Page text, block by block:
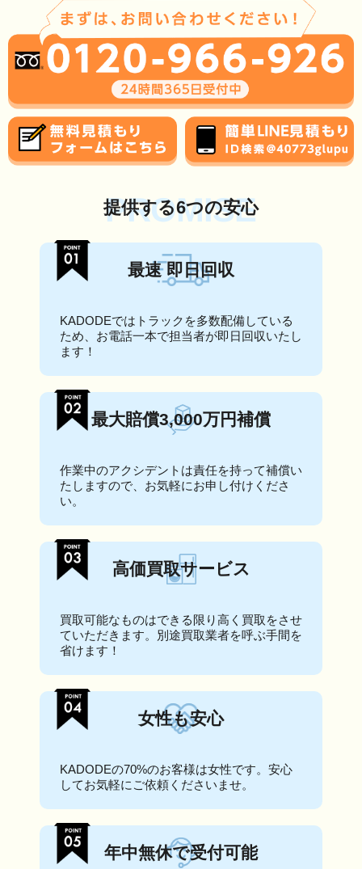
PROMISE
提供する6つの安心
最速 即日回収
KADODEではトラックを多数配備している
ため、お電話一本で担当者が即日回収いたし
ます！
最大賠償3,000万円補償
作業中のアクシデントは責任を持って補償い
たしますので、お気軽にお申し付けくださ
い。
高価買取サービス
買取可能なものはできる限り高く買取をさせ
ていただきます。別途買取業者を呼ぶ手間を
省けます！
女性も安心
KADODEの70%のお客様は女性です。安心
してお気軽にご依頼くださいませ。
年中無休で受付可能